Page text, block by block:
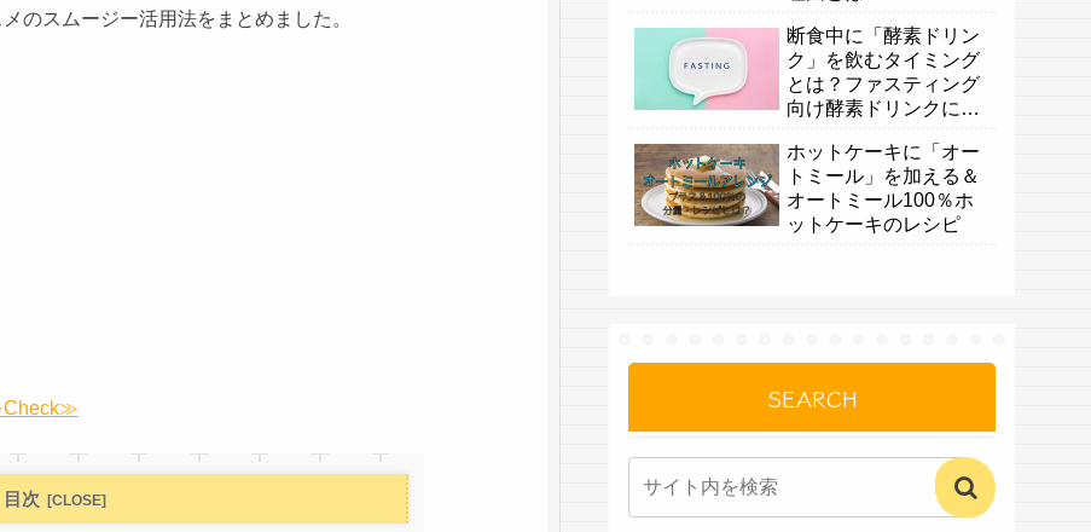
のスムージー活用法をまとめました。
Check≫
目次
断食中に「酵素ドリン
ク」を飲むタイミング
とは？ファスティング
向け酵素ドリンクにつ
ホットケーキに「オー
トミール」を加える＆
オートミール100％ホ
ットケーキのレシピ
SEARCH